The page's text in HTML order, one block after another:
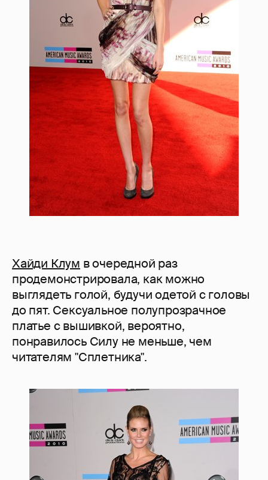
Хайди Клум в очередной раз
продемонстрировала, как можно
выглядеть голой, будучи одетой с головы
до пят. Сексуальное полупрозрачное
платье с вышивкой, вероятно,
понравилось Силу не меньше, чем
читателям "Сплетника".